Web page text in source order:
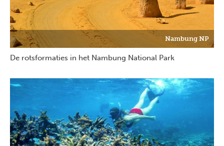
Nambung NP
De rotsformaties in het Nambung National Park